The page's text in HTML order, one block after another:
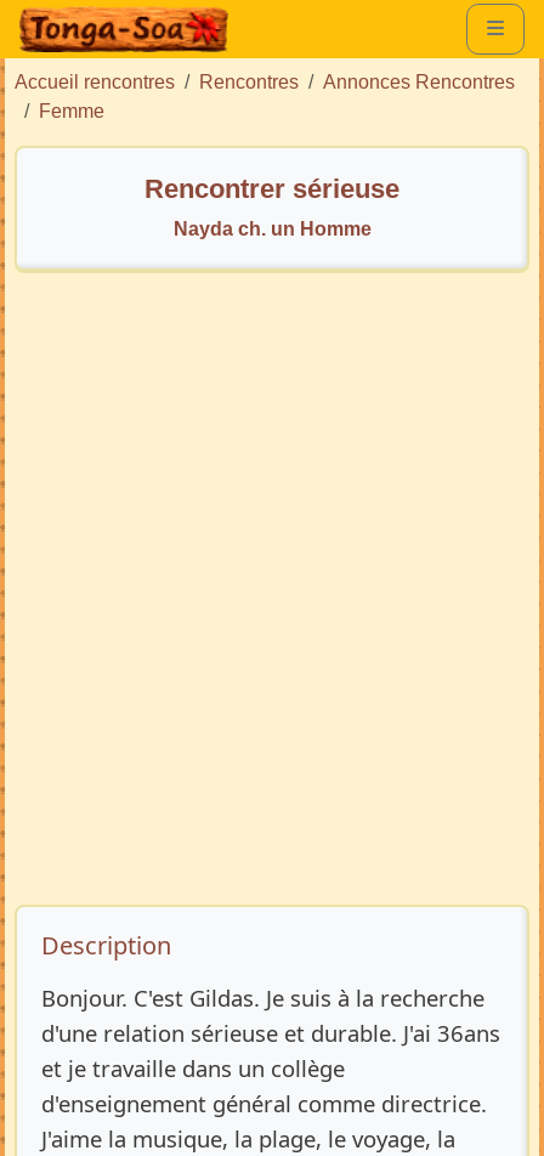
Accueil rencontres Rencontres
Annonces Rencontres
Femme
Rencontrer sérieuse
Nayda ch. un Homme
Description de l’annonce
Description
Bonjour. C'est Gildas. Je suis à la recherche
d'une relation sérieuse et durable. J'ai 36ans
et je travaille dans un collège
d'enseignement général comme directrice.
J'aime la musique, la plage, le voyage, la